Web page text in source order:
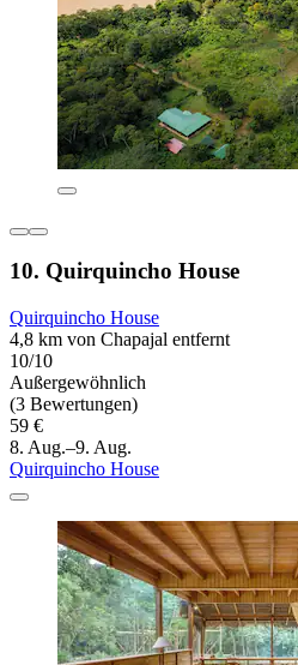
10. Quirquincho House
Quirquincho House
4,8 km von Chapajal entfernt
10/10
Außergewöhnlich
(3 Bewertungen)
59 €
8. Aug.–9. Aug.
Quirquincho House